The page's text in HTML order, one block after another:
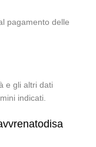
pagamento delle
e gli altri dati
indicati.